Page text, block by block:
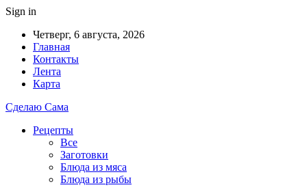
Sign in
Четверг, 6 августа, 2026
Главная
Контакты
Лента
Карта
Сделаю Сама
Рецепты
Все
Заготовки
Блюда из мяса
Блюда из рыбы